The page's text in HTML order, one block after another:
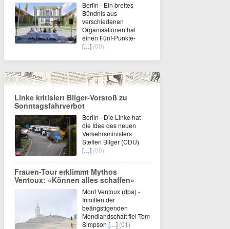
Berlin - Ein breites
Bündnis aus
verschiedenen
Organisationen hat
einen Fünf-Punkte-
[…] (00)
Linke kritisiert Bilger-Vorstoß zu
Sonntagsfahrverbot
Berlin - Die Linke hat
die Idee des neuen
Verkehrsministers
Steffen Bilger (CDU)
[…] (00)
Frauen-Tour erklimmt Mythos
Ventoux: «Können alles schaffen»
Mont Ventoux (dpa) -
Inmitten der
beängstigenden
Mondlandschaft fiel Tom
Simpson […] (01)